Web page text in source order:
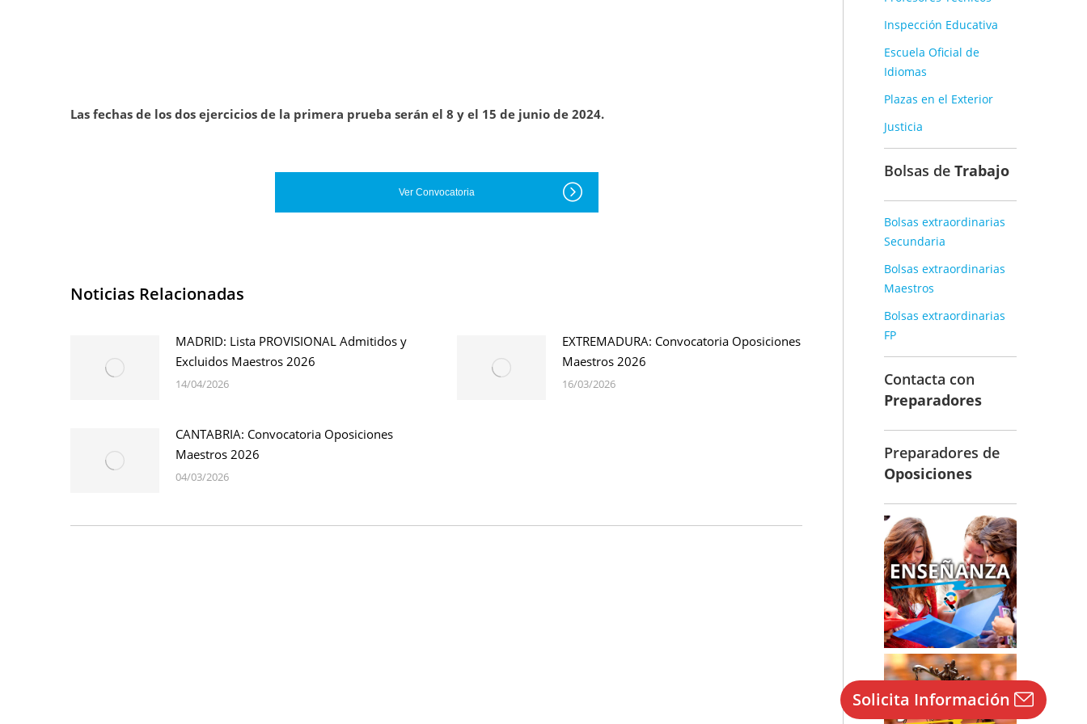
Solicita Información
Las fechas de los dos ejercicios de la primera prueba serán el 8 y el 15 de junio de 2024.
Ver Convocatoria
Noticias Relacionadas
MADRID: Lista PROVISIONAL Admitidos y
Excluidos Maestros 2026
14/04/2026
EXTREMADURA: Convocatoria Oposiciones
Maestros 2026
16/03/2026
CANTABRIA: Convocatoria Oposiciones
Maestros 2026
04/03/2026
Inspección Educativa
Escuela Oficial de
Idiomas
Plazas en el Exterior
Justicia
Bolsas de Trabajo
Bolsas extraordinarias
Secundaria
Bolsas extraordinarias
Maestros
Bolsas extraordinarias
FP
Contacta con
Preparadores
Preparadores de
Oposiciones